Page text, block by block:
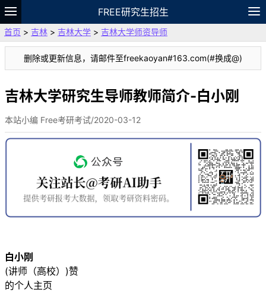
FREE研究生招生
题库
故事 专题 APP 笔记
VIP
资料
首页 > 吉林 > 吉林大学 > 吉林大学师资导师
删除或更新信息，请邮件至freekaoyan#163.com(#换成@)
吉林大学研究生导师教师简介-白小刚
本站小编 Free考研考试/2020-03-12
白小刚
(讲师（高校）)赞
的个人主页